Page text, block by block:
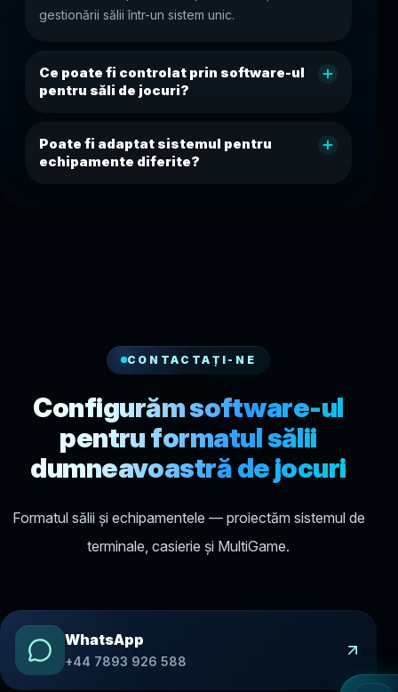
gestionării sălii într-un sistem unic.
Ce poate fi controlat prin software-ul
pentru săli de jocuri?
Poate fi adaptat sistemul pentru
echipamente diferite?
CONTACTAȚI-NE
Configurăm software-ul
pentru formatul sălii
dumneavoastră de jocuri
Formatul sălii și echipamentele — proiectăm sistemul de
terminale, casierie și MultiGame.
WhatsApp
+44 7893 926 588